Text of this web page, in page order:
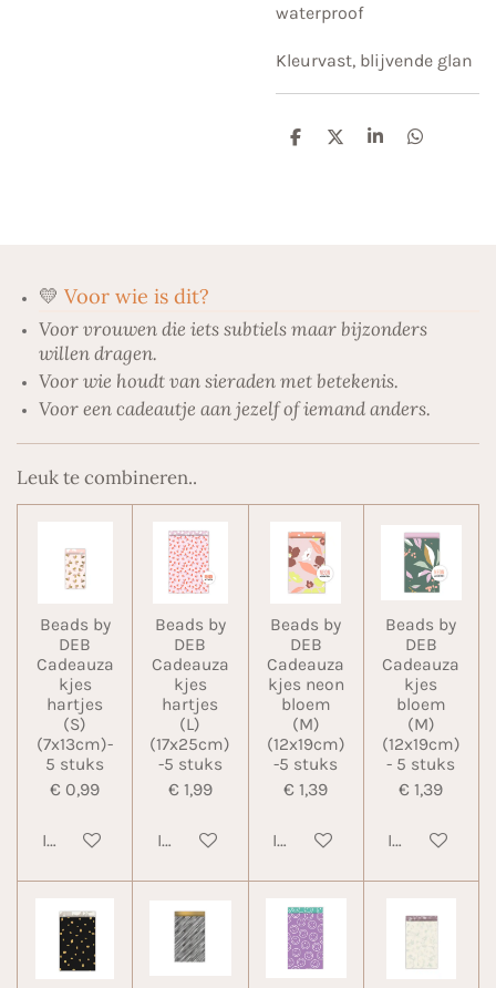
waterproof
Kleurvast, blijvende glan
D
D
S
D
💛 Voor wie is dit?
Voor vrouwen die iets subtiels maar bijzonders
willen dragen.
Voor wie houdt van sieraden met betekenis.
Voor een cadeautje aan jezelf of iemand anders.
Leuk te combineren..
Beads by
DEB
Cadeauza
kjes
hartjes
(S)
(7x13cm)-
5 stuks
€ 0,99
In winkelwagen
Beads by
DEB
Cadeauza
kjes
hartjes
(L)
(17x25cm)
-5 stuks
€ 1,99
In winkelwagen
Beads by
DEB
Cadeauza
kjes neon
bloem
(M)
(12x19cm)
-5 stuks
€ 1,39
In winkelwagen
Beads by
DEB
Cadeauza
kjes
bloem
(M)
(12x19cm)
- 5 stuks
€ 1,39
In